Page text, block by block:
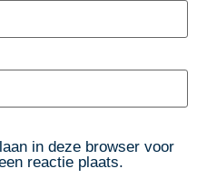
in deze browser voor
reactie plaats.